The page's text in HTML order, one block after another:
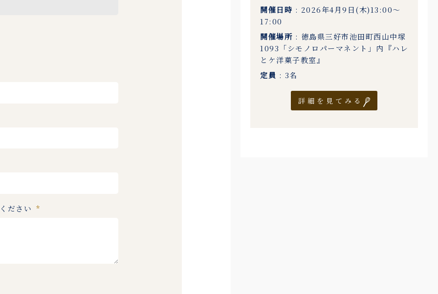
ださい
開催日時 : 2026年4月9日(木)13:00〜
17:00
開催場所 : 徳島県三好市池田町西山中塚
1093「シモノロパーマネント」内『ハレ
とケ洋菓子教室』
定員 : 3名
詳細を見てみる